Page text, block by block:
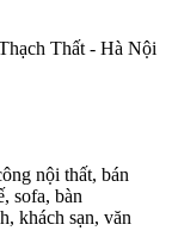
Thất - Hà Nội
nội thất, bán
sofa, bàn
khách sạn, văn